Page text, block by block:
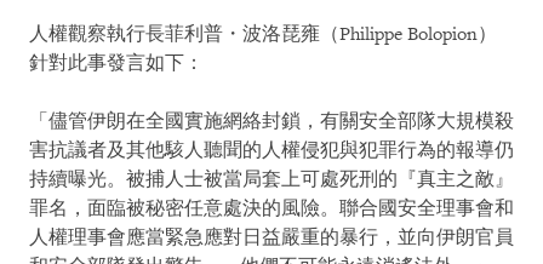
人權觀察執行長菲利普・波洛琵雍（Philippe Bolopion）
針對此事發言如下：
「儘管伊朗在全國實施網絡封鎖，有關安全部隊大規模殺
害抗議者及其他駭人聽聞的人權侵犯與犯罪行為的報導仍
持續曝光。被捕人士被當局套上可處死刑的『真主之敵』
罪名，面臨被秘密任意處決的風險。聯合國安全理事會和
人權理事會應當緊急應對日益嚴重的暴行，並向伊朗官員